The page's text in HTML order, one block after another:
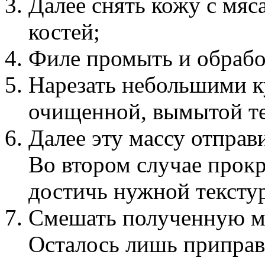
Далее снять кожу с
костей;
Филе промыть и
Нарезать небольшими
очищенной, вымытой
Далее эту массу
Во втором случае
достичь нужной
Смешать полученную
Осталось лишь